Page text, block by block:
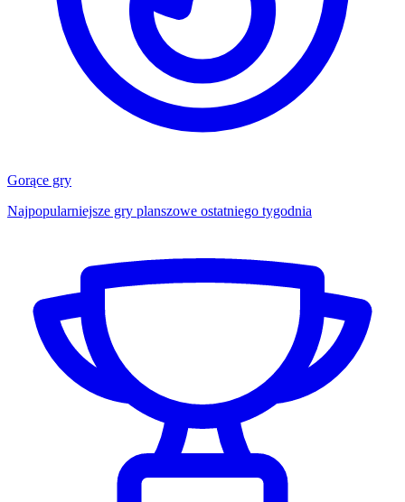
Gorące gry
Najpopularniejsze gry planszowe ostatniego tygodnia